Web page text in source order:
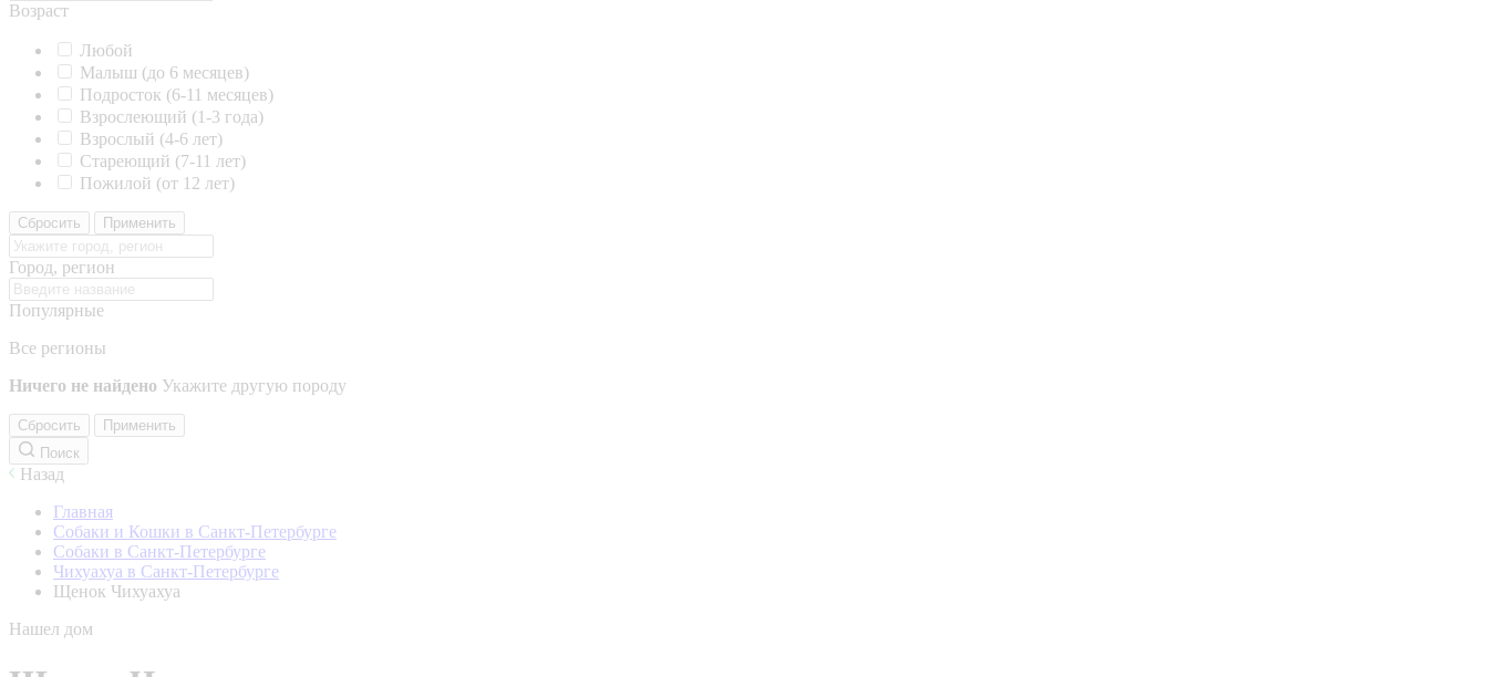
Возраст
Любой
Малыш (до 6 месяцев)
Подросток (6-11 месяцев)
Взрослеющий (1-3 года)
Взрослый (4-6 лет)
Стареющий (7-11 лет)
Пожилой (от 12 лет)
Сбросить Применить
Город, регион
Популярные
Все регионы
Ничего не найдено Укажите другую породу
Сбросить
Применить
Поиск
Назад
Главная
Собаки и Кошки в Санкт-Петербурге
Собаки в Санкт-Петербурге
Чихуахуа в Санкт-Петербурге
Щенок Чихуахуа
Нашел дом